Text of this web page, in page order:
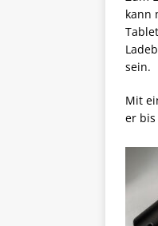
kann
sein.
Mit
er bis